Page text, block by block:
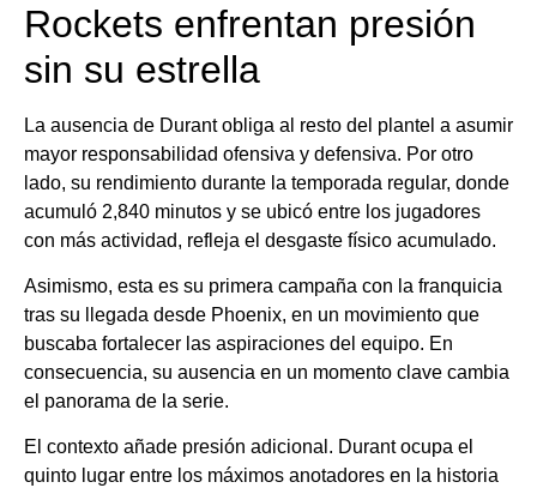
Rockets enfrentan presión
sin su estrella
La ausencia de Durant obliga al resto del plantel a asumir
mayor responsabilidad ofensiva y defensiva. Por otro
lado, su rendimiento durante la temporada regular, donde
acumuló 2,840 minutos y se ubicó entre los jugadores
con más actividad, refleja el desgaste físico acumulado.
Asimismo, esta es su primera campaña con la franquicia
tras su llegada desde Phoenix, en un movimiento que
buscaba fortalecer las aspiraciones del equipo. En
consecuencia, su ausencia en un momento clave cambia
el panorama de la serie.
El contexto añade presión adicional. Durant ocupa el
quinto lugar entre los máximos anotadores en la historia